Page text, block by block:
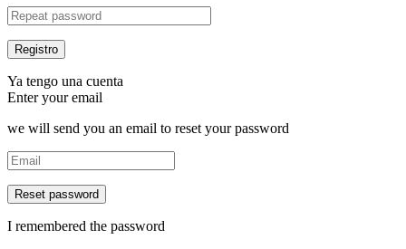
Ya tengo una cuenta
Enter your email
we will send you an email to reset your password
Reset password
I remembered the password